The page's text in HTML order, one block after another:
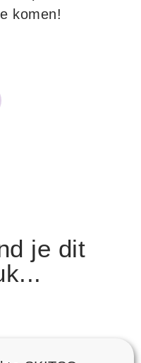
komen!
je dit